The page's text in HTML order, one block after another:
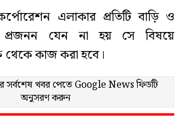
এলাকার প্রতিটি বাড়ি ও
প্রজনন যেন না হয় সে বিষয়ে
কাজ করা হবে।
সর্বশেষ খবর পেতে Google Newsফিডটি
অনুসরণ করুন